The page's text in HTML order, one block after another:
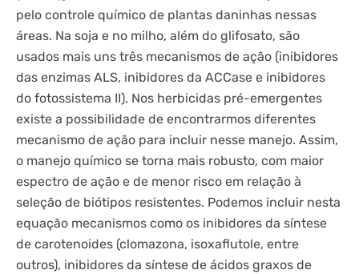
pelo controle químico de plantas daninhas nessas
áreas. Na soja e no milho, além do glifosato, são
usados mais uns três mecanismos de ação (inibidores
das enzimas ALS, inibidores da ACCase e inibidores
do fotossistema II). Nos herbicidas pré-emergentes
existe a possibilidade de encontrarmos diferentes
mecanismo de ação para incluir nesse manejo. Assim,
o manejo químico se torna mais robusto, com maior
espectro de ação e de menor risco em relação à
seleção de biótipos resistentes. Podemos incluir nesta
equação mecanismos como os inibidores da síntese
de carotenoides (clomazona, isoxaflutole, entre
outros), inibidores da síntese de ácidos graxos de